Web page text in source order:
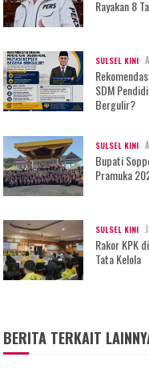
Rayakan 8
SULSEL KINI
SDM
Bergulir?
SULSEL KINI
Bupati
Pramuka
SULSEL KINI
Rakor KPK
Tata Kelola
BERITA TERKAIT